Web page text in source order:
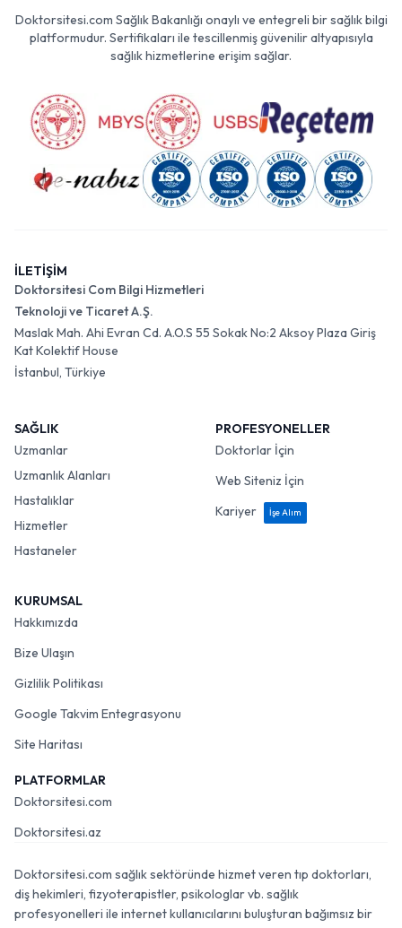
Doktorsitesi.com Sağlık Bakanlığı onaylı ve entegreli bir sağlık bilgi
platformudur. Sertifikaları ile tescillenmiş güvenilir altyapısıyla
sağlık hizmetlerine erişim sağlar.
İLETİŞİM
Doktorsitesi Com Bilgi Hizmetleri
Teknoloji ve Ticaret A.Ş.
Maslak Mah. Ahi Evran Cd. A.O.S 55 Sokak No:2 Aksoy Plaza Giriş
Kat Kolektif House
İstanbul, Türkiye
SAĞLIK
Uzmanlar
Uzmanlık Alanları
Hastalıklar
Hizmetler
Hastaneler
PROFESYONELLER
Doktorlar İçin
Web Siteniz İçin
Kariyer
İşe Alım
KURUMSAL
Hakkımızda
Bize Ulaşın
Gizlilik Politikası
Google Takvim Entegrasyonu
Site Haritası
PLATFORMLAR
Doktorsitesi.com
Doktorsitesi.az
Doktorsitesi.com sağlık sektöründe hizmet veren tıp doktorları,
diş hekimleri, fizyoterapistler, psikologlar vb. sağlık
profesyonelleri ile internet kullanıcılarını buluşturan bağımsız bir